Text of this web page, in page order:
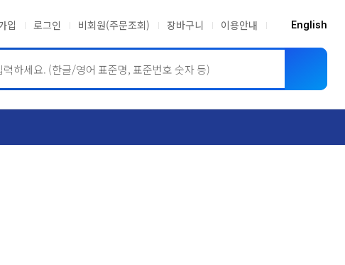
입 로그인 비회원(주문조회) 장바구니 이용안내 English